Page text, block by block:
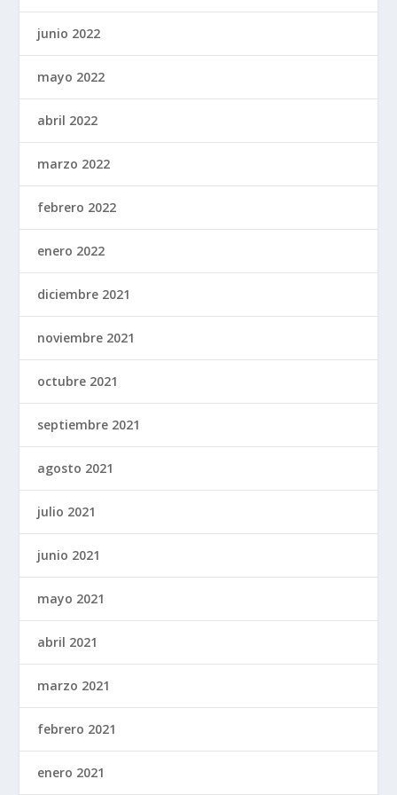
junio 2022
mayo 2022
abril 2022
marzo 2022
febrero 2022
enero 2022
diciembre 2021
noviembre 2021
octubre 2021
septiembre 2021
agosto 2021
julio 2021
junio 2021
mayo 2021
abril 2021
marzo 2021
febrero 2021
enero 2021